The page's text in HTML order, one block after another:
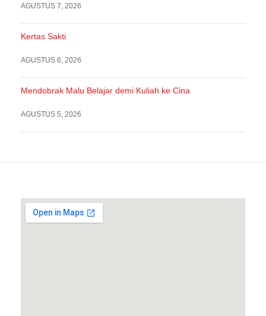
AGUSTUS 7, 2026
Kertas Sakti
AGUSTUS 6, 2026
Mendobrak Malu Belajar demi Kuliah ke Cina
AGUSTUS 5, 2026